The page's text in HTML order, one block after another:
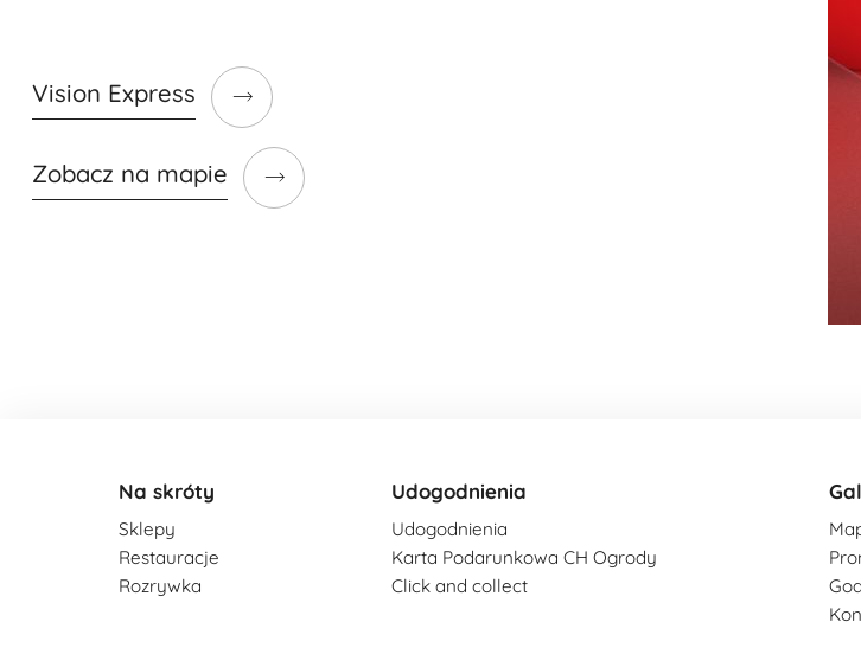
Vision Express
Zobacz na mapie
Na skróty
Sklepy
Restauracje
Rozrywka
Udogodnienia
Udogodnienia
Karta Podarunkowa CH Ogrody
Click and collect